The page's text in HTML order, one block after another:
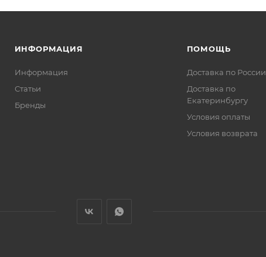
ИНФОРМАЦИЯ
Информация
Статьи
Бренды
ПОМОЩЬ
Доставка по России
Доставка по
Екатеринбургу
Условия оплаты
Условия возврата